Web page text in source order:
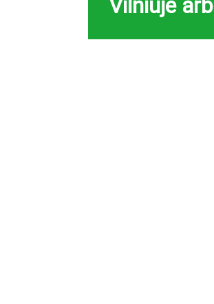
Vilniuje